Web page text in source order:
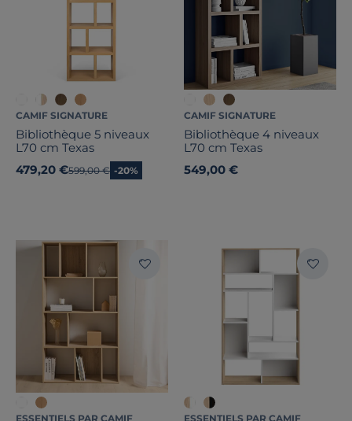
CAMIF SIGNATURE
Bibliothèque 5 niveaux
L70 cm Texas
479,20 €Ancien prix
599,00 € -20%
CAMIF SIGNATURE
Bibliothèque 4 niveaux
L70 cm Texas
549,00 €
ESSENTIELS PAR CAMIF ESSENTIELS PAR CAMIF